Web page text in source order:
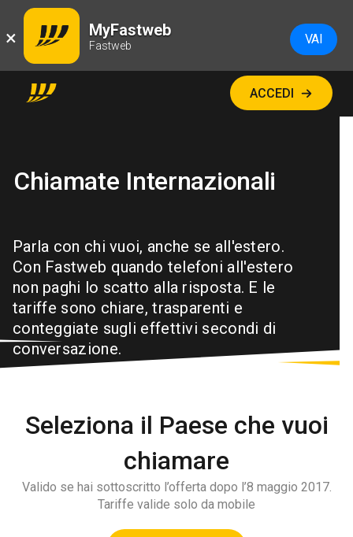
× MyFastweb
Fastweb VAI
ACCEDI
Chiamate Internazionali
Parla con chi vuoi, anche se all'estero.
Con Fastweb quando telefoni all'estero
non paghi lo scatto alla risposta. E le
tariffe sono chiare, trasparenti e
conteggiate sugli effettivi secondi di
conversazione.
Seleziona il Paese che vuoi
chiamare
Valido se hai sottoscritto l’offerta dopo l’8 maggio 2017.
Tariffe valide solo da mobile